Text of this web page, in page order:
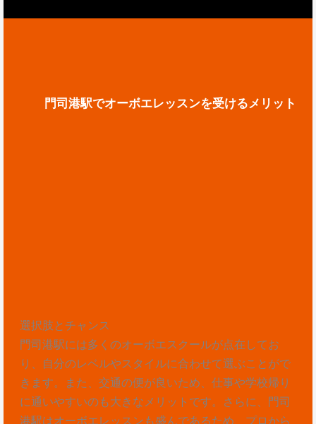
門司港駅でオーボエレッスンを受けるメリット
選択肢とチャンス
門司港駅には多くのオーボエスクールが点在してお
り、自分のレベルやスタイルに合わせて選ぶことがで
きます。また、交通の便が良いため、仕事や学校帰り
に通いやすいのも大きなメリットです。さらに、門司
港駅はオーボエレッスンも盛んであるため、プロから